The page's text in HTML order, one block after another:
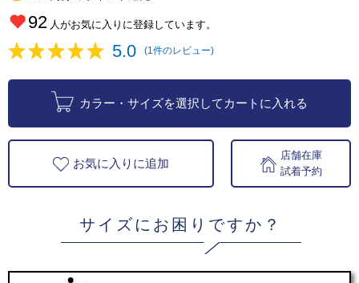
92 人がお気に入りに登録しています。
5.0 (1件のレビュー)
カラー・サイズを選択してカートに入れる
お気に入りに追加
店舗在庫
試着予約
サイズにお困りですか？